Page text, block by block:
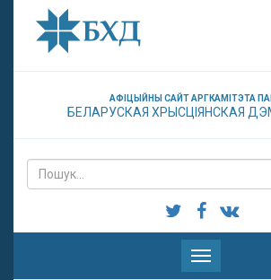
АФІЦЫЙНЫ САЙТ АРГКАМІТЭТА
БЕЛАРУСКАЯ ХРЫСЦІЯНСКАЯ
Паказаць
меню